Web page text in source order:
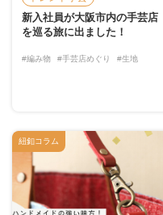
新入社員が大阪市内の手芸店
を巡る旅に出ました！
#編み物 #手芸店めぐり #生地
紐釦コラム